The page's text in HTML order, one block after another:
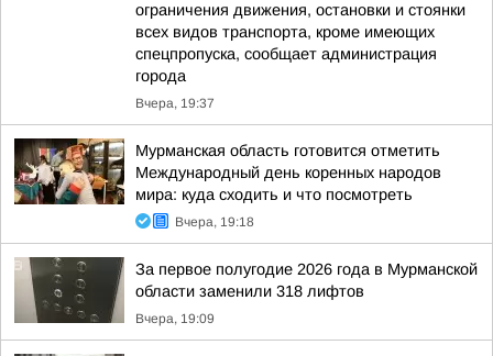
ограничения движения, остановки и стоянки
всех видов транспорта, кроме имеющих
спецпропуска, сообщает администрация
города
Вчера, 19:37
Мурманская область готовится отметить
Международный день коренных народов
мира: куда сходить и что посмотреть
Вчера, 19:18
За первое полугодие 2026 года в Мурманской
области заменили 318 лифтов
Вчера, 19:09